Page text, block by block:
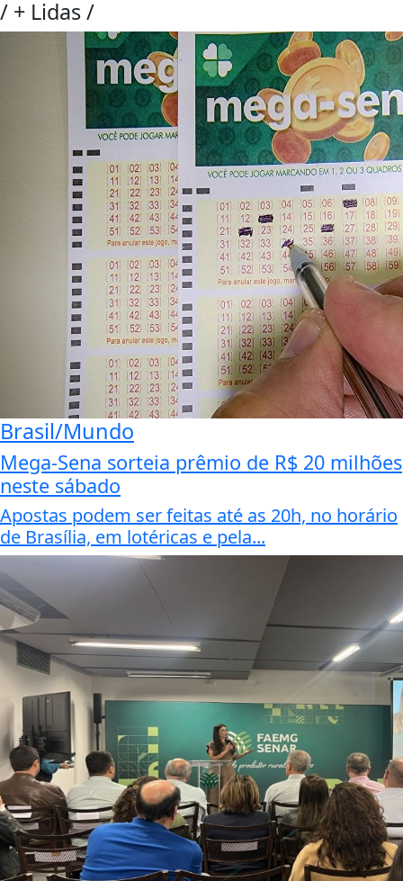
/ + Lidas/
Brasil/Mundo
Mega-Sena sorteia prêmio de R$ 20 milhões
neste sábado
Apostas podem ser feitas até as 20h, no horário
de Brasília, em lotéricas e pela...